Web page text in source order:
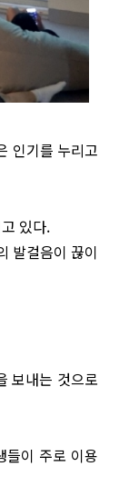
인기를 누리고
있다.
발걸음이 끊이
보내는 것으로
들이 주로 이용